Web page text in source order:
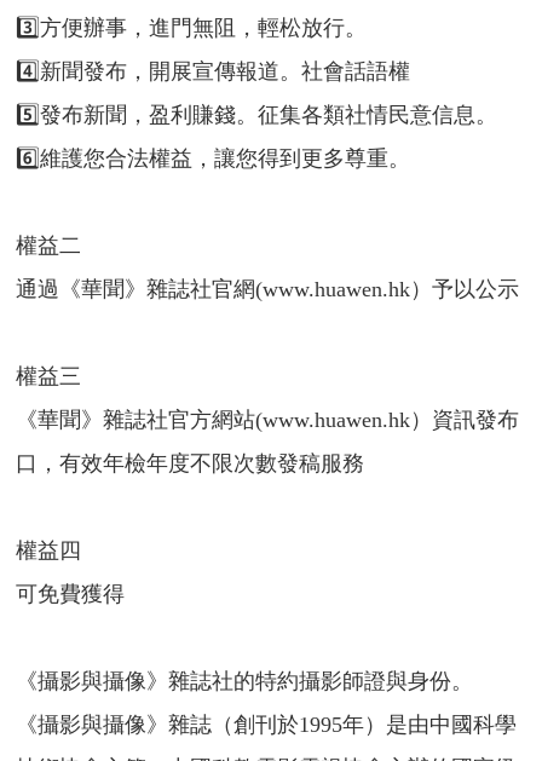
3️⃣方便辦事，進門無阻，輕松放行。
4️⃣新聞發布，開展宣傳報道。社會話語權
5️⃣發布新聞，盈利賺錢。征集各類社情民意信息。
6️⃣維護您合法權益，讓您得到更多尊重。
權益二
通過《華聞》雜誌社官網(www.huawen.hk）予以公示
權益三
《華聞》雜誌社官方網站(www.huawen.hk）資訊發布
口，有效年檢年度不限次數發稿服務
權益四
可免費獲得
《攝影與攝像》雜誌社的特約攝影師證與身份。
《攝影與攝像》雜誌（創刊於1995年）是由中國科學